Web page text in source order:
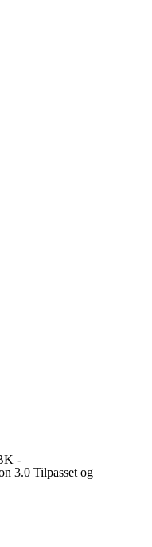
-
3.0 Tilpasset og